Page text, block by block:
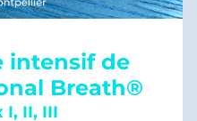
intensif de
Breath®
I, II, III